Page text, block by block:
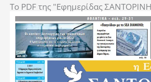
To PDF της "Εφημερίδας